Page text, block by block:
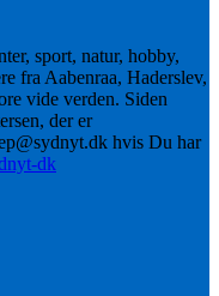
sport, natur, hobby,
fra Aabenraa, Haderslev,
vide verden. Siden
der er
hvis Du har
dk